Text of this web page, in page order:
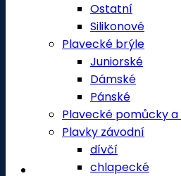
Ostatní
Silikonové
Plavecké brýle
Juniorské
Dámské
Pánské
Plavecké pomůcky
Plavky závodní
dívčí
chlapecké